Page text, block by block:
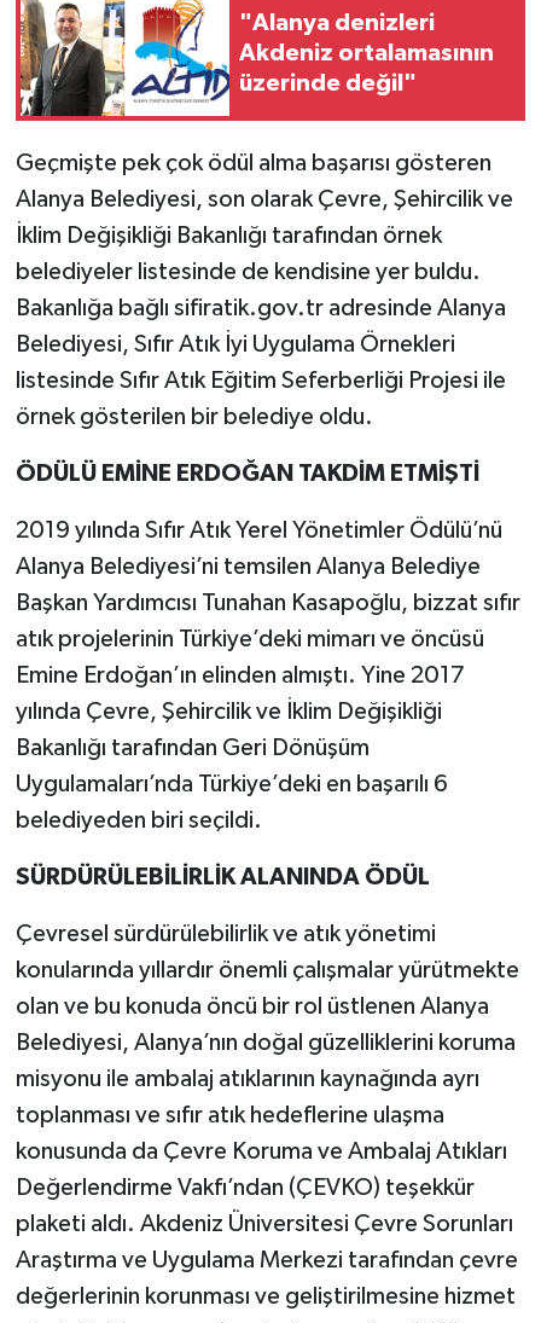
"Alanya denizleri
Akdeniz ortalamasının
üzerinde değil"
Geçmişte pek çok ödül alma başarısı gösteren
Alanya Belediyesi, son olarak Çevre, Şehircilik ve
İklim Değişikliği Bakanlığı tarafından örnek
belediyeler listesinde de kendisine yer buldu.
Bakanlığa bağlı sifiratik.gov.tr adresinde Alanya
Belediyesi, Sıfır Atık İyi Uygulama Örnekleri
listesinde Sıfır Atık Eğitim Seferberliği Projesi ile
örnek gösterilen bir belediye oldu.
ÖDÜLÜ EMİNE ERDOĞAN TAKDİM ETMİŞTİ
2019 yılında Sıfır Atık Yerel Yönetimler Ödülü’nü
Alanya Belediyesi’ni temsilen Alanya Belediye
Başkan Yardımcısı Tunahan Kasapoğlu, bizzat sıfır
atık projelerinin Türkiye’deki mimarı ve öncüsü
Emine Erdoğan’ın elinden almıştı. Yine 2017
yılında Çevre, Şehircilik ve İklim Değişikliği
Bakanlığı tarafından Geri Dönüşüm
Uygulamaları’nda Türkiye’deki en başarılı 6
belediyeden biri seçildi.
SÜRDÜRÜLEBİLİRLİK ALANINDA ÖDÜL
Çevresel sürdürülebilirlik ve atık yönetimi
konularında yıllardır önemli çalışmalar yürütmekte
olan ve bu konuda öncü bir rol üstlenen Alanya
Belediyesi, Alanya’nın doğal güzelliklerini koruma
misyonu ile ambalaj atıklarının kaynağında ayrı
toplanması ve sıfır atık hedeflerine ulaşma
konusunda da Çevre Koruma ve Ambalaj Atıkları
Değerlendirme Vakfı’ndan (ÇEVKO) teşekkür
plaketi aldı. Akdeniz Üniversitesi Çevre Sorunları
Araştırma ve Uygulama Merkezi tarafından çevre
değerlerinin korunması ve geliştirilmesine hizmet